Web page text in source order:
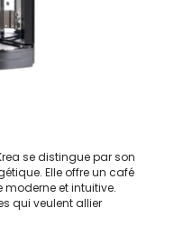
se distingue par son
Elle offre un café
et intuitive.
qui veulent allier